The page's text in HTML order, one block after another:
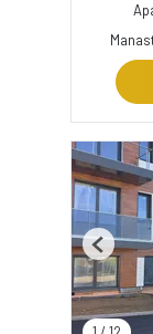
Previous